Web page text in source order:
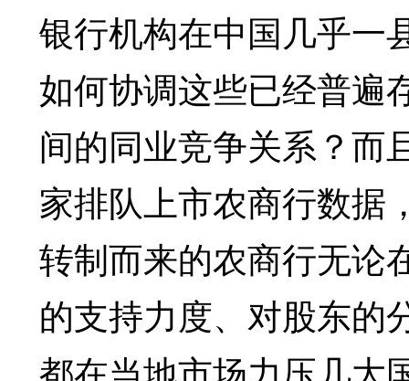
银行机构在中国几乎一
如何协调这些已经普遍
间的同业竞争关系？而
家排队上市农商行数据
转制而来的农商行无论
的支持力度、对股东的
都在当地市场力压几大